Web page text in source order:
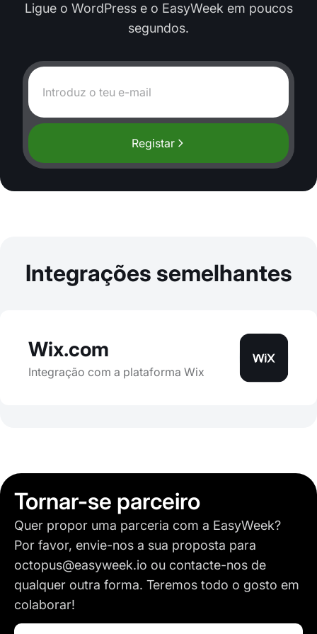
Ligue o WordPress e o EasyWeek em poucos
segundos.
Registar
Integrações semelhantes
Wix.com
Integração com a plataforma Wix
Tornar-se parceiro
Quer propor uma parceria com a EasyWeek?
Por favor, envie-nos a sua proposta para
octopus@easyweek.io ou contacte-nos de
qualquer outra forma. Teremos todo o gosto em
colaborar!